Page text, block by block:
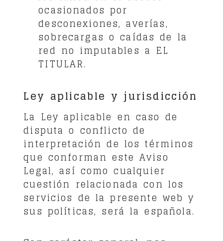
ocasionados por
desconexiones, averías,
sobrecargas o caídas de la
red no imputables a EL
TITULAR.
Ley aplicable y jurisdicción
La Ley aplicable en caso de
disputa o conflicto de
interpretación de los términos
que conforman este Aviso
Legal, así como cualquier
cuestión relacionada con los
servicios de la presente web y
sus políticas, será la española.